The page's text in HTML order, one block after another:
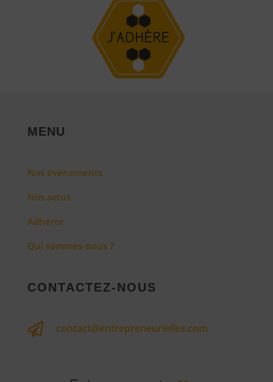
MENU
Nos évènements
Nos actus
Adhérer
Qui sommes-nous ?
CONTACTEZ-NOUS
 contact@entrepreneurielles.com